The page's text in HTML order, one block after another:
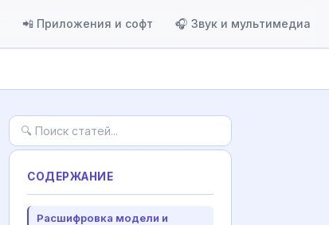
📲 Приложения и софт 🎧 Звук и мультимедиа
СОДЕРЖАНИЕ
Расшифровка модели и